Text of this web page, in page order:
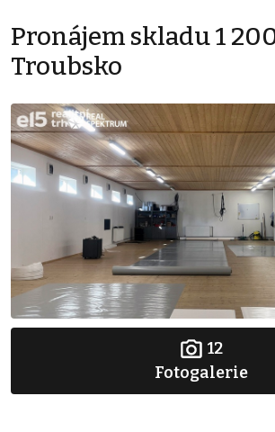
Pronájem skladu 1
Troubsko
12
Fotogalerie